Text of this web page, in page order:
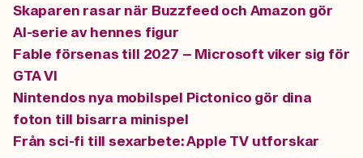
Skaparen rasar när Buzzfeed och Amazon gör
AI-serie av hennes figur
Fable försenas till 2027 – Microsoft viker sig för
GTA VI
Nintendos nya mobilspel Pictonico gör dina
foton till bisarra minispel
Från sci-fi till sexarbete: Apple TV utforskar